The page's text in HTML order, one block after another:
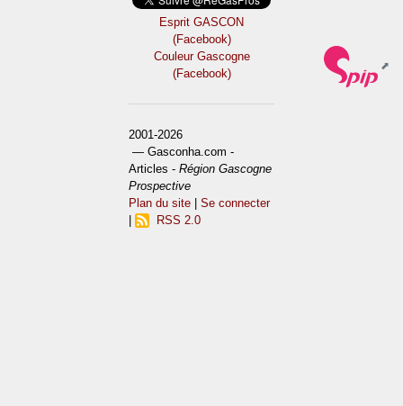
Esprit GASCON
(Facebook)
Couleur Gascogne
(Facebook)
2001-2026
— Gasconha.com -
Articles -Région Gascogne
Prospective
Plan du site |Se connecter
RSS 2.0